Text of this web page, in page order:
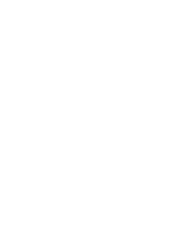
faz a diferença”
do registo, alerta